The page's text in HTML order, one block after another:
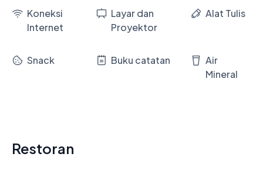
Koneksi
Internet
Snack
Layar dan
Proyektor
Buku catatan
Alat Tulis
Air
Mineral
Restoran